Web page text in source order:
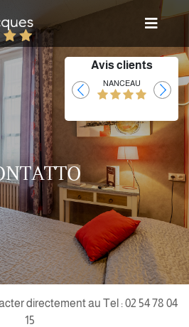
Avis clients
NANCEAU
directement au Tel : 02 54 78 04
15